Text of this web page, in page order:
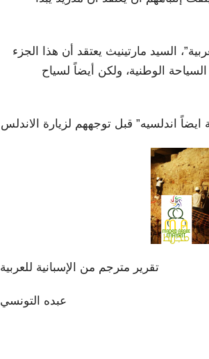
السيد مارتينيث يعتقد أن هذا الجزء
الوطنية، ولكن أيضاً لسياح
اندلسيه” قبل توجههم لزيارة الاندلس
تقرير مترجم من الإسبانية للعربية
عبده التونسي